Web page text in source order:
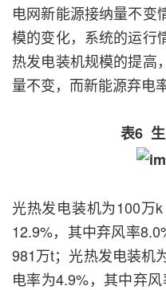
电网新能源接纳量不变
模的变化，系统的运行
热发电装机规模的提高
量不变，而新能源弃电
表6
光热发电装机为100万
12.9%，其中弃风率
981万t；光热发电装机
电率为4.9%，其中弃